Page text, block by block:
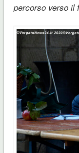
percorso verso il